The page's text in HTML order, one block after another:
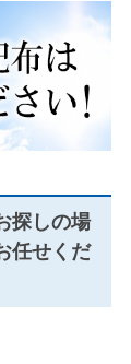
探しの場
任せくだ